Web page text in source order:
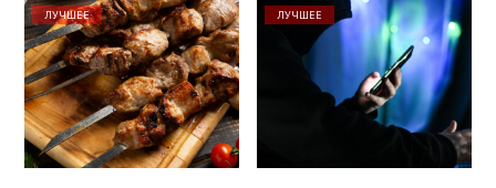
ЛУЧШЕЕ ЛУЧШЕЕ